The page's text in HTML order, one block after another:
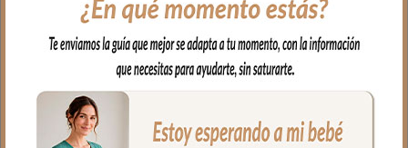
lavadora, siempre agua fría, jabones no
abrasivos y secado al natural. Recuerda
quitar el culete rígido antes de lavar.
Cuenta con un bolsillo exterior en todo el
lateral,
Se sujeta al carrito mediante broches de